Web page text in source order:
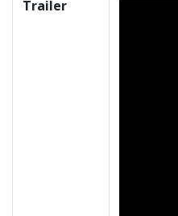
Trailer